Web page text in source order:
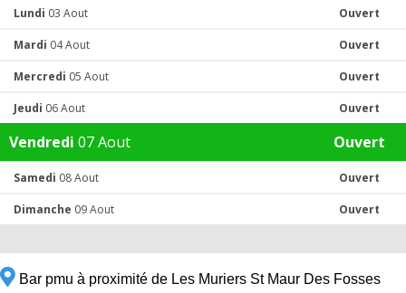
Lundi 03 Aout Ouvert
Mardi 04 Aout Ouvert
Mercredi 05 Aout Ouvert
Jeudi 06 Aout Ouvert
Vendredi 07 Aout Ouvert
Samedi 08 Aout Ouvert
Dimanche 09 Aout Ouvert
Bar pmu à proximité de Les Muriers St Maur Des Fosses